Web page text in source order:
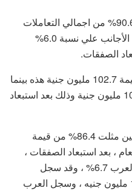
سجلت تعاملات المصريين بنسبة 90.6% من اجمالي التعاملات
علي الاسهم المقيده، بينما استحوذ الأجانب علي نسبة 6.0%
وقد سجل الاجانب صافي شراء بقيمة 102.7 مليون جنية هذه بينما
سجل العرب صافي بيع بقيمة 104.5 مليون جنية وذلك بعد استبعاد
والجدير بالذكر أن تعاملات المصريين مثلت 86.4% من قيمة
، بعد استبعاد الصفقات ،
بينما سجل الأجانب 6.9% وسجل العرب 6.7% ، وقد سجل
الأجانب صافي شراء بنحو 1,624.8 مليون جنيه ، وسجل العرب